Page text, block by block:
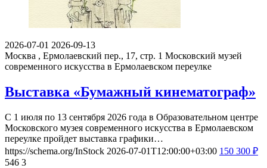
2026-07-01 2026-09-13
Москва , Ермолаевский пер., 17, стр. 1 Московский музей
современного искусства в Ермолаевском переулке
Выставка «Бумажный кинематограф»
С 1 июля по 13 сентября 2026 года в Образовательном центре
Московского музея современного искусства в Ермолаевском
переулке пройдет выставка графики…
https://schema.org/InStock 2026-07-01T12:00:00+03:00 150 300 ₽
546 3